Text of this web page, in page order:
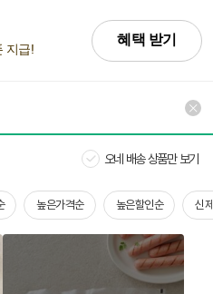
지급!
혜택 받기
검
오네 배송 상품만 보기
높은가격순 높은할인순 신